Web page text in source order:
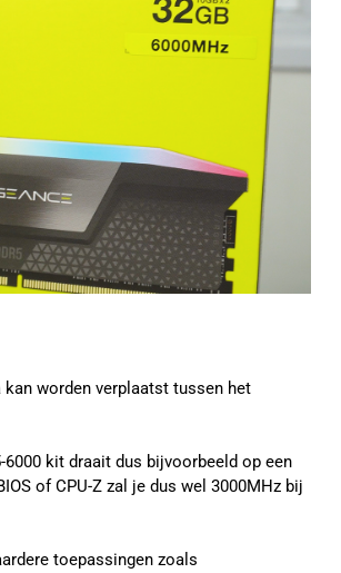
worden verplaatst tussen het
kit draait dus bijvoorbeeld op een
of CPU-Z zal je dus wel 3000MHz bij
toepassingen zoals